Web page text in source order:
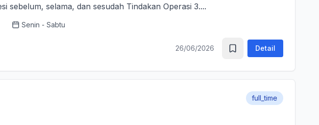
sebelum, selama, dan sesudah Tindakan Operasi 3....
Senin - Sabtu
26/06/2026 Detail
full_time